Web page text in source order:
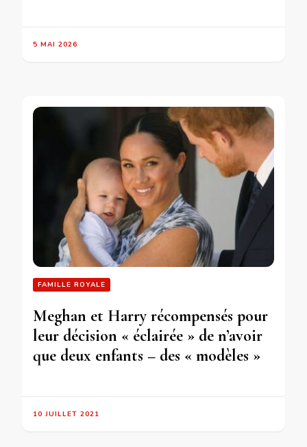
5 MAI 2026
FAMILLE ROYALE
Meghan et Harry récompensés pour
leur décision « éclairée » de n’avoir
que deux enfants – des « modèles »
10 JUILLET 2021